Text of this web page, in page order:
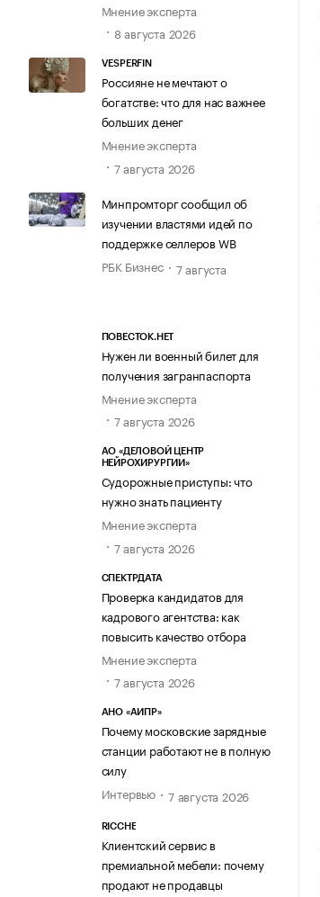
Мнение эксперта
8 августа 2026
VESPERFIN
Россияне не мечтают о
богатстве: что для нас важнее
больших денег
Мнение эксперта
7 августа 2026
Минпромторг сообщил об
изучении властями идей по
поддержке селлеров WB
РБК Бизнес
7 августа
ПОВЕСТОК.НЕТ
Нужен ли военный билет для
получения загранпаспорта
Мнение эксперта
7 августа 2026
АО «ДЕЛОВОЙ ЦЕНТР
НЕЙРОХИРУРГИИ»
Судорожные приступы: что
нужно знать пациенту
Мнение эксперта
7 августа 2026
СПЕКТРДАТА
Проверка кандидатов для
кадрового агентства: как
повысить качество отбора
Мнение эксперта
7 августа 2026
АНО «АИПР»
Почему московские зарядные
станции работают не в полную
силу
Интервью
7 августа 2026
RICCHE
Клиентский сервис в
премиальной мебели: почему
продают не продавцы